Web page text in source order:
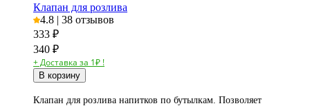
Клапан для розлива
4.8 | 38 отзывов
333 ₽
340 ₽
+ Доставка за 1₽ !
В корзину
Клапан для розлива напитков по бутылкам. Позволяет